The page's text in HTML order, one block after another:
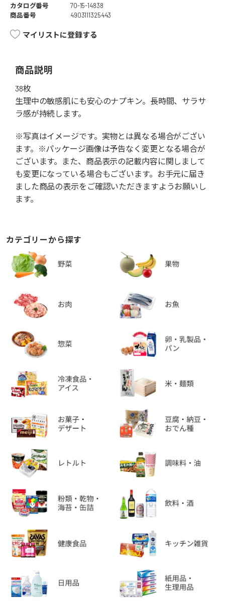
カタログ番号
70-15-14838
商品番号
4903111325443
マイリストに登録する
商品説明
38枚
生理中の敏感肌にも安心のナプキン。長時間、サラサ
ラ感が持続します。
※写真はイメージです。実物とは異なる場合がござい
ます。※パッケージ画像は予告なく変更となる場合が
ございます。また、商品表示の記載内容に関しまして
も変更になっている場合もございます。お手元に届き
ました商品の表示をご確認いただきますようお願いし
ます。
カテゴリーから探す